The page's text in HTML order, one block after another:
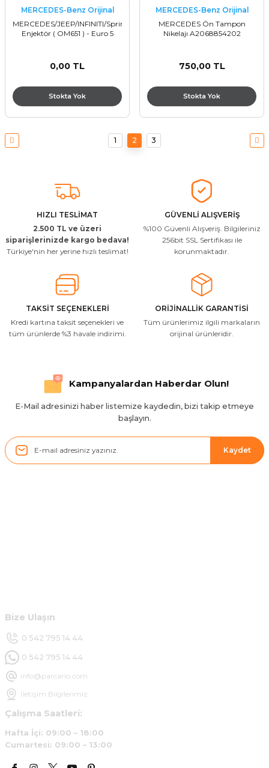
MERCEDES-Benz Orijinal
MERCEDES/JEEP/INFINITI/Sprinter/Compass
Enjektör ( OM651 ) - Euro 5
0,00 TL
Stokta Yok
MERCEDES-Benz Orijinal
MERCEDES Ön Tampon
Nikelajı A2068854202
750,00 TL
Stokta Yok
1 2 3
HIZLI TESLİMAT
2.500 TL ve üzeri
siparişlerinizde kargo bedava!
Türkiye'nin her yerine hızlı teslimat!
GÜVENLİ ALIŞVERİŞ
%100 Güvenli Alışveriş. Bilgileriniz
256bit SSL Sertifikası ile
korunmaktadır.
TAKSİT SEÇENEKLERİ
Kredi kartına taksit seçenekleri ve
tüm ürünlerde %3 havale indirimi.
ORİJİNALLİK GARANTİSİ
Tüm ürünlerimiz ilgili markaların
orijinal ürünleridir.
Kampanyalardan Haberdar Olun!
E-Mail adresinizi haber listemize kaydedin, bizi takip etmeye
başlayın.
Kaydet
Bize Ulaşın
0 542 795 14 44
0 542 795 14 44
info@parcario.com
İletişim Bilgilerimiz
Çalışma Saatleri:
Hafta İçi: 09:00 – 18:00
Cumartesi: 09:00 – 13:00